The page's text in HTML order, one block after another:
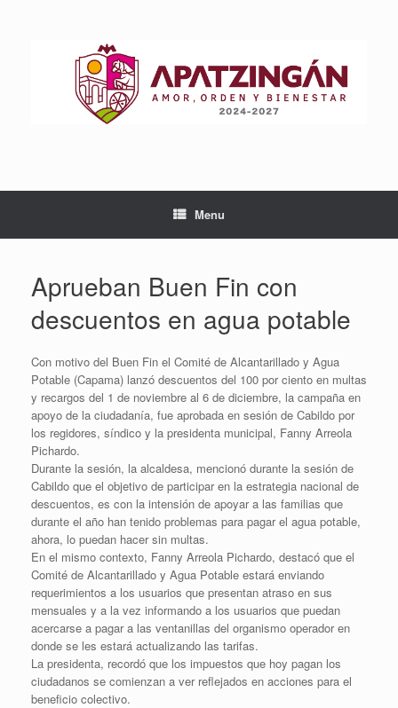
Menu
Aprueban Buen Fin con
descuentos en agua potable
Con motivo del Buen Fin el Comité de Alcantarillado y Agua
Potable (Capama) lanzó descuentos del 100 por ciento en multas
y recargos del 1 de noviembre al 6 de diciembre, la campaña en
apoyo de la ciudadanía, fue aprobada en sesión de Cabildo por
los regidores, síndico y la presidenta municipal, Fanny Arreola
Pichardo.
Durante la sesión, la alcaldesa, mencionó durante la sesión de
Cabildo que el objetivo de participar en la estrategia nacional de
descuentos, es con la intensión de apoyar a las familias que
durante el año han tenido problemas para pagar el agua potable,
ahora, lo puedan hacer sin multas.
En el mismo contexto, Fanny Arreola Pichardo, destacó que el
Comité de Alcantarillado y Agua Potable estará enviando
requerimientos a los usuarios que presentan atraso en sus
mensuales y a la vez informando a los usuarios que puedan
acercarse a pagar a las ventanillas del organismo operador en
donde se les estará actualizando las tarifas.
La presidenta, recordó que los impuestos que hoy pagan los
ciudadanos se comienzan a ver reflejados en acciones para el
beneficio colectivo.